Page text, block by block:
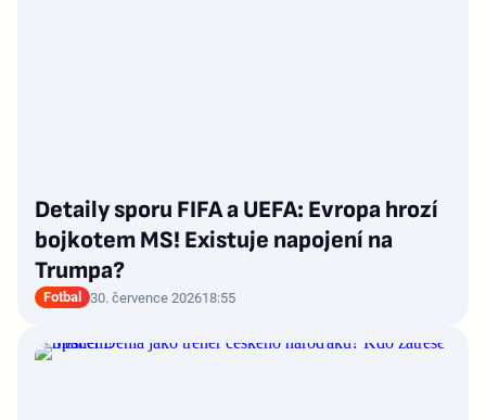
Detaily sporu FIFA a UEFA: Evropa hrozí
bojkotem MS! Existuje napojení na
Trumpa?
Fotbal 30. července 202618:55